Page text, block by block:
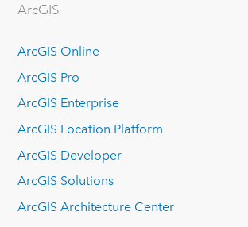
ArcGIS
ArcGIS Online
ArcGIS Pro
ArcGIS Enterprise
ArcGIS Location Platform
ArcGIS Developer
ArcGIS Solutions
ArcGIS Architecture Center